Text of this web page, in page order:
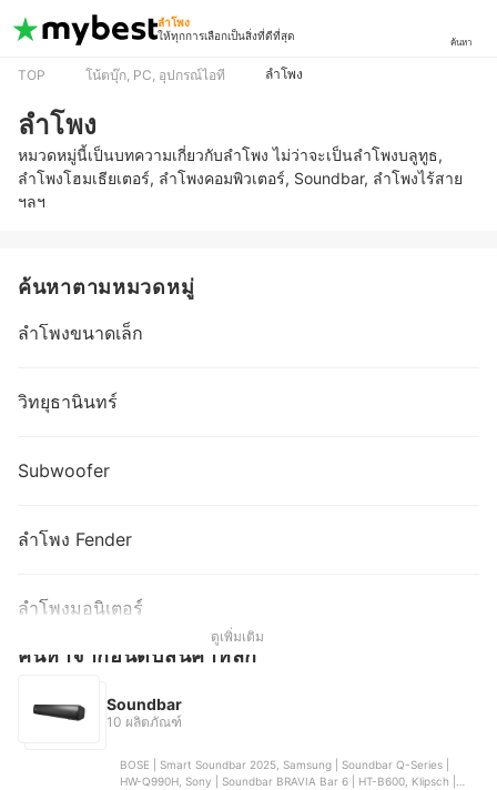
ลำโพง
ให้ทุกการเลือกเป็นสิ่งที่ดีที่สุด
ค้นหา
TOP โน้ตบุ๊ก, PC, อุปกรณ์ไอที ลำโพง
ลำโพง
หมวดหมู่นี้เป็นบทความเกี่ยวกับลำโพง ไม่ว่าจะเป็นลำโพงบลูทูธ,
ลำโพงโฮมเธียเตอร์, ลำโพงคอมพิวเตอร์, Soundbar, ลำโพงไร้สาย
ฯลฯ
ค้นหาตามหมวดหมู่
ลำโพงขนาดเล็ก
วิทยุธานินทร์
Subwoofer
ลําโพง Fender
ลําโพงมอนิเตอร์
ดูเพิ่มเติม
ค้นหาจากอันดับสินค้าหลัก
Soundbar
10 ผลิตภัณฑ์
BOSE | Smart Soundbar 2025, Samsung | Soundbar Q-Series |
HW-Q990H, Sony | Soundbar BRAVIA Bar 6 | HT-B600, Klipsch |